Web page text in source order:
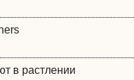
в растлении